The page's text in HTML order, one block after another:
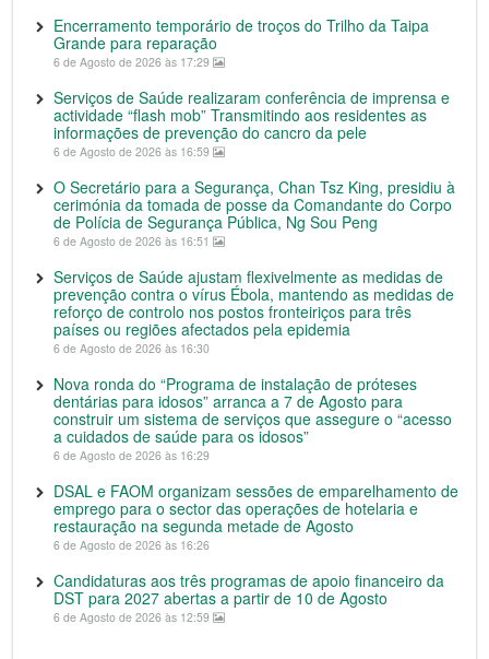
Encerramento temporário de troços do Trilho da Taipa
Grande para reparação
6 de Agosto de 2026 às 17:29
Serviços de Saúde realizaram conferência de imprensa e
actividade “flash mob” Transmitindo aos residentes as
informações de prevenção do cancro da pele
6 de Agosto de 2026 às 16:59
O Secretário para a Segurança, Chan Tsz King, presidiu à
cerimónia da tomada de posse da Comandante do Corpo
de Polícia de Segurança Pública, Ng Sou Peng
6 de Agosto de 2026 às 16:51
Serviços de Saúde ajustam flexivelmente as medidas de
prevenção contra o vírus Ébola, mantendo as medidas de
reforço de controlo nos postos fronteiriços para três
países ou regiões afectados pela epidemia
6 de Agosto de 2026 às 16:30
Nova ronda do “Programa de instalação de próteses
dentárias para idosos” arranca a 7 de Agosto para
construir um sistema de serviços que assegure o “acesso
a cuidados de saúde para os idosos”
6 de Agosto de 2026 às 16:29
DSAL e FAOM organizam sessões de emparelhamento de
emprego para o sector das operações de hotelaria e
restauração na segunda metade de Agosto
6 de Agosto de 2026 às 16:26
Candidaturas aos três programas de apoio financeiro da
DST para 2027 abertas a partir de 10 de Agosto
6 de Agosto de 2026 às 12:59